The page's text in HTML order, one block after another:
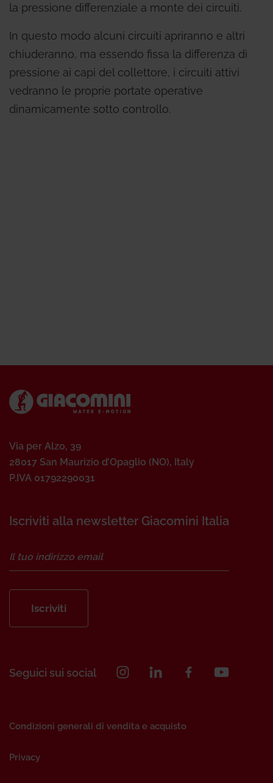
la pressione differenziale a monte dei circuiti.
In questo modo alcuni circuiti apriranno e altri
chiuderanno, ma essendo fissa la differenza di
pressione ai capi del collettore, i circuiti attivi
vedranno le proprie portate operative
dinamicamente sotto controllo.
Via per Alzo, 39
28017 San Maurizio d’Opaglio (NO), Italy
P.IVA 01792290031
Iscriviti alla newsletter Giacomini Italia
Iscriviti
Seguici sui social
Condizioni generali di vendita e acquisto
Privacy